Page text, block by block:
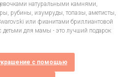
натуральными камнями,
рубины, изумруды, топазы, аметисты,
или фианитами бриллиантовой
детьми для мамы - это лучший подарок
с помощью